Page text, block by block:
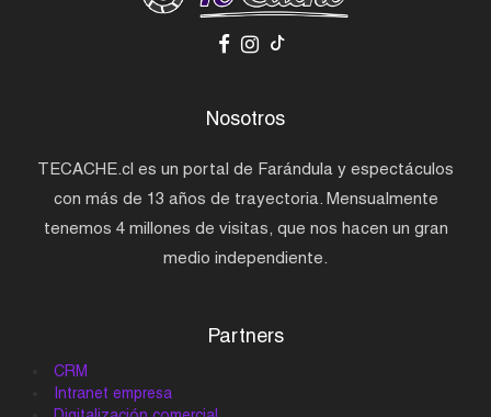
Nosotros
TECACHE.cl es un portal de Farándula y espectáculos
con más de 13 años de trayectoria. Mensualmente
tenemos 4 millones de visitas, que nos hacen un gran
medio independiente.
Partners
CRM
Intranet empresa